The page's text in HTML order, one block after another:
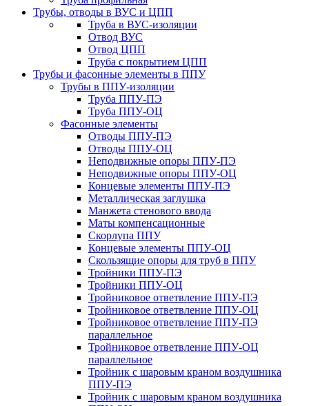
Трубы, отводы в ВУС и ЦПП
Труба в ВУС-изоляции
Отвод ВУС
Отвод ЦПП
Труба с покрытием ЦПП
Трубы и фасонные элементы в ППУ
Трубы в ППУ-изоляции
Труба ППУ-ПЭ
Труба ППУ-ОЦ
Фасонные элементы
Отводы ППУ-ПЭ
Отводы ППУ-ОЦ
Неподвижные опоры ППУ-ПЭ
Неподвижные опоры ППУ-ОЦ
Концевые элементы ППУ-ПЭ
Металлическая заглушка
Манжета стенового ввода
Маты компенсационные
Скорлупа ППУ
Концевые элементы ППУ-ОЦ
Скользящие опоры для труб в ППУ
Тройники ППУ-ПЭ
Тройники ППУ-ОЦ
Тройниковое ответвление ППУ-ПЭ
Тройниковое ответвление ППУ-ОЦ
Тройниковое ответвление ППУ-ПЭ
параллельное
Тройниковое ответвление ППУ-ОЦ
параллельное
Тройник с шаровым краном воздушника
ППУ-ПЭ
Тройник с шаровым краном воздушника